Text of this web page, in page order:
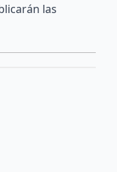
las